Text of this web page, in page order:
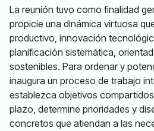
La reunión tuvo como finalidad
propicie una dinámica virtuosa
productivo, innovación
planificación sistemática,
sostenibles. Para ordenar y
inaugura un proceso de trabajo
establezca objetivos
plazo, determine prioridades y
concretos que atiendan a las